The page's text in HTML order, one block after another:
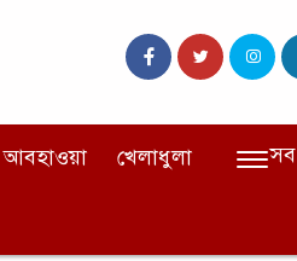
আবহাওয়া খেলাধুলা সব